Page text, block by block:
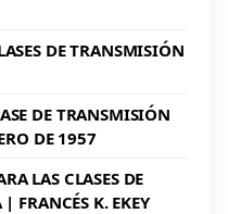
DE TRANSMISIÓN
DE TRANSMISIÓN
DE 1957
LAS CLASES DE
FRANCÉS K. EKEY